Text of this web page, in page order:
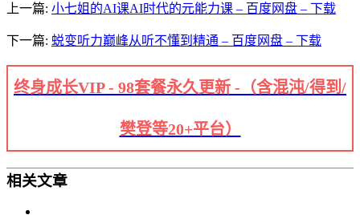
上一篇: 小七姐的AI课AI时代的元能力课 – 百度网盘 – 下载
下一篇: 蜕变听力巅峰从听不懂到精通 – 百度网盘 – 下载
终身成长VIP - 98套餐永久更新 -（含混沌/得到/
樊登等20+平台）
相关文章